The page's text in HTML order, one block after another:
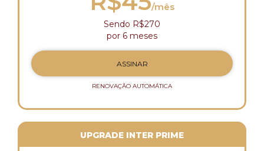
/mês
Sendo R$270
por 6 meses
ASSINAR
RENOVAÇÃO AUTOMÁTICA
UPGRADE INTER PRIME